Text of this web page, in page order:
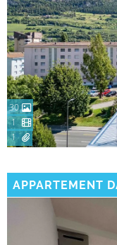
1
1
30